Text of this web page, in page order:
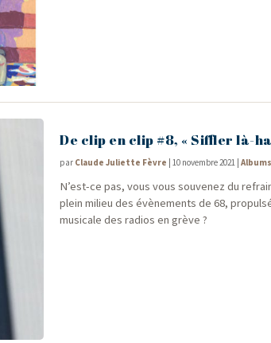
De clip en clip #8, « Siffler là-
par Claude Juliette Fèvre |10 novembre 2021 |
N’est-ce pas, vous vous sou­ve­nez du
plein milieu des évè­ne­ments de 68,
musi­cale des radios en grève ?